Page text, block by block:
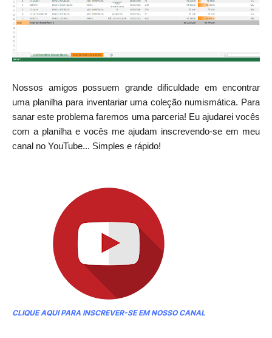
Nossos amigos possuem grande dificuldade em encontrar
uma planilha para inventariar uma coleção numismática. Para
sanar este problema faremos uma parceria! Eu ajudarei vocês
com a planilha e vocês me ajudam inscrevendo-se em meu
canal no YouTube... Simples e rápido!
CLIQUE AQUI PARA INSCREVER-SE EM NOSSO CANAL